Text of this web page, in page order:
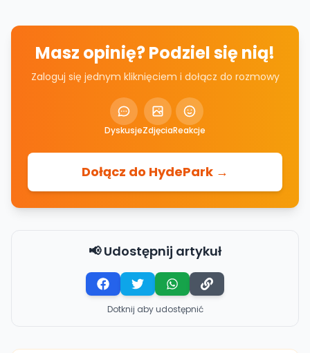
Masz opinię? Podziel się nią!
Zaloguj się jednym kliknięciem i dołącz do rozmowy
DyskusjeZdjęciaReakcje
Dołącz do HydePark →
📢 Udostępnij artykuł
Dotknij aby udostępnić